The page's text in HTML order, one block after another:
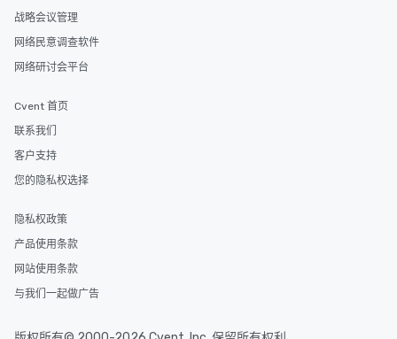
战略会议管理
网络民意调查软件
网络研讨会平台
Cvent 首页
联系我们
客户支持
您的隐私权选择
隐私权政策
产品使用条款
网站使用条款
与我们一起做广告